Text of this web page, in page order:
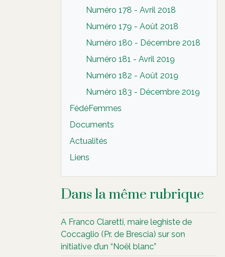
Numéro 178 - Avril 2018
Numéro 179 - Août 2018
Numéro 180 - Décembre 2018
Numéro 181 - Avril 2019
Numéro 182 - Août 2019
Numéro 183 - Décembre 2019
FédéFemmes
Documents
Actualités
Liens
Dans la même rubrique
A Franco Claretti, maire leghiste de
Coccaglio (Pr. de Brescia) sur son
initiative d’un “Noël blanc”